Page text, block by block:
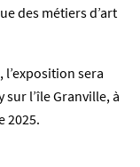
des métiers d’art
l’exposition sera
sur l’île Granville, à
2025.